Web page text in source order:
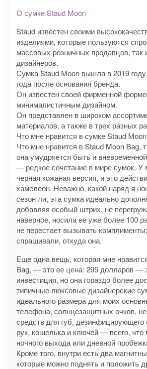
О сумке Staud Moon
Staud известен своими
изделиями, которые пользуются
массовых розничных продавцов, так
дизайнеров.
Сумка Staud Moon вышла в 2019
года после основания бренда.
Он известен своей фирменной
минималистичным дизайном.
Он представлен в широком
материалов, а также в трех разных
Что мне нравится в сумке Staud Moon
Что мне нравится в Staud Moon Bag,
она умудряется быть и
— редкое сочетание в мире сумок. У
черная кожаная версия, и это
хамелеон. Неважно, какой наряд я
сезон ли, эта сумка идеально
добавляя особый штрих, не
наверное, носила ее уже более 100
не перестает вызывать
спрашивали, откуда она.
Еще одна вещь, которая мне
Bag, — это ее цена: 295 долларов —
инвестиция, но она гораздо более
типичные люксовые дизайнерские
идеального размера для моих
телефона, солнцезащитных очков,
средств для губ, дезинфицирующего
рук, кошелька и ключей — всего,
ночного выхода или дневной
Кроме того, внутри есть два
которые можно поднять и положить